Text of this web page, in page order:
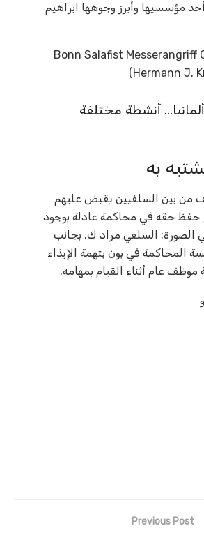
أحد مؤسسيها وأبرز وجوهها ابراهيم
أنشطة مختلفة
به
من بين السلفيين يقبض عليهم
حفظ حقه في محاكمة عادلة بوجود
الصورة: السلفي مراد ك. بجانب
المحاكمة في بون بتهمة الإيذاء
عام أثناء القيام بمهامه.
Previous Post